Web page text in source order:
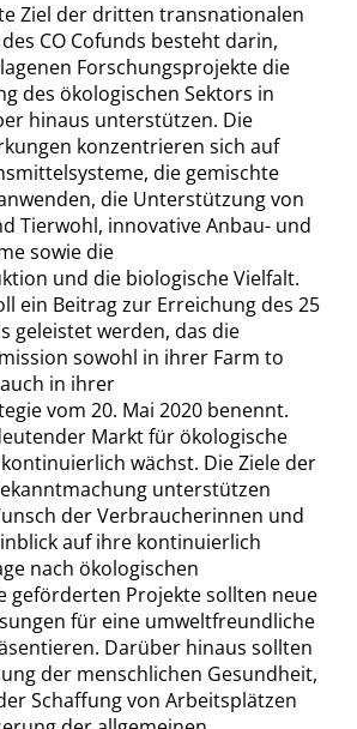
Ziel der dritten transnationalen
CO Cofunds besteht darin,
Forschungsprojekte die
des ökologischen Sektors in
hinaus unterstützen. Die
konzentrieren sich auf
die gemischte
die Unterstützung von
Tierwohl, innovative Anbau- und
sowie die
und die biologische Vielfalt.
ein Beitrag zur Erreichung des 25
geleistet werden, das die
sowohl in ihrer Farm to
in ihrer
vom 20. Mai 2020 benennt.
Markt für ökologische
wächst. Die Ziele der
unterstützen
der Verbraucherinnen und
auf ihre kontinuierlich
nach ökologischen
geförderten Projekte sollten neue
für eine umweltfreundliche
Darüber hinaus sollten
der menschlichen Gesundheit,
Schaffung von Arbeitsplätzen